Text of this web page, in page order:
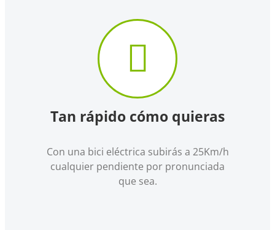
Tan rápido cómo quieras
Con una bici eléctrica subirás a 25Km/h
cualquier pendiente por pronunciada
que sea.